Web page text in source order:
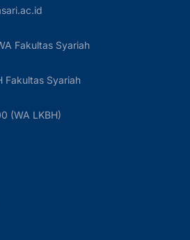
Fakultas Syariah
Fakultas Syariah
(WA LKBH)